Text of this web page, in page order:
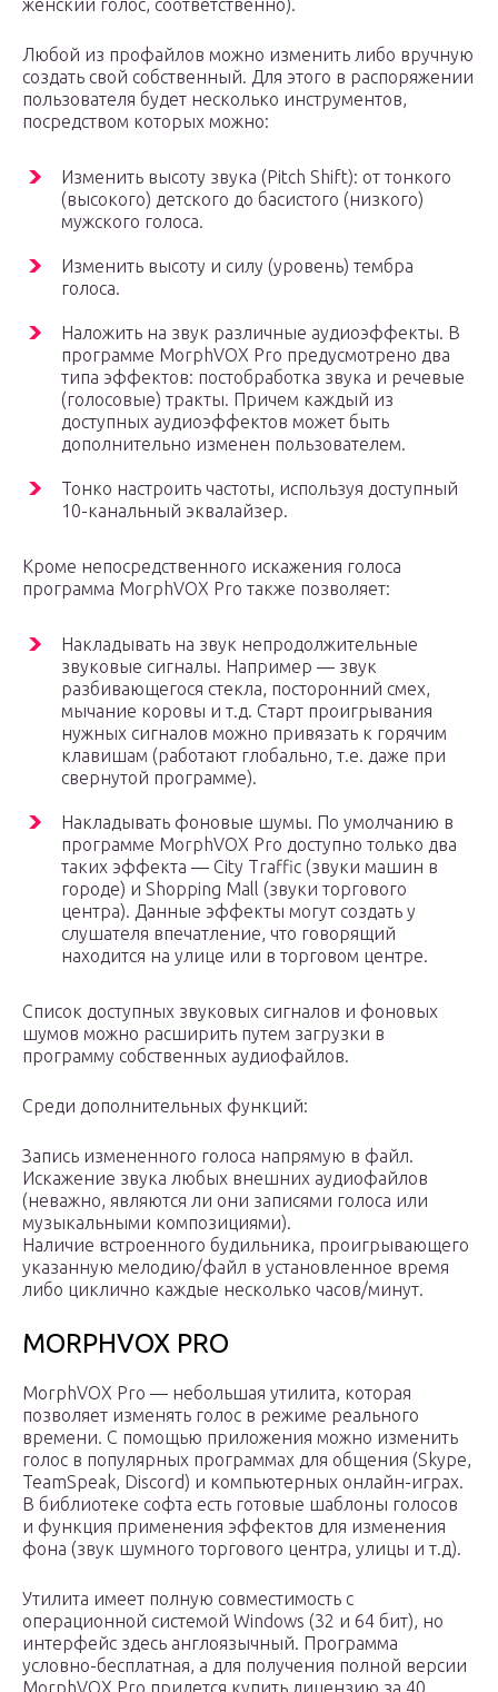
женский голос, соответственно).
Любой из профайлов можно изменить либо вручную
создать свой собственный. Для этого в распоряжении
пользователя будет несколько инструментов,
посредством которых можно:
Изменить высоту звука (Pitch Shift): от тонкого
(высокого) детского до басистого (низкого)
мужского голоса.
Изменить высоту и силу (уровень) тембра
голоса.
Наложить на звук различные аудиоэффекты. В
программе MorphVOX Pro предусмотрено два
типа эффектов: постобработка звука и речевые
(голосовые) тракты. Причем каждый из
доступных аудиоэффектов может быть
дополнительно изменен пользователем.
Тонко настроить частоты, используя доступный
10-канальный эквалайзер.
Кроме непосредственного искажения голоса
программа MorphVOX Pro также позволяет:
Накладывать на звук непродолжительные
звуковые сигналы. Например — звук
разбивающегося стекла, посторонний смех,
мычание коровы и т.д. Старт проигрывания
нужных сигналов можно привязать к горячим
клавишам (работают глобально, т.е. даже при
свернутой программе).
Накладывать фоновые шумы. По умолчанию в
программе MorphVOX Pro доступно только два
таких эффекта — City Traffic (звуки машин в
городе) и Shopping Mall (звуки торгового
центра). Данные эффекты могут создать у
слушателя впечатление, что говорящий
находится на улице или в торговом центре.
Список доступных звуковых сигналов и фоновых
шумов можно расширить путем загрузки в
программу собственных аудиофайлов.
Среди дополнительных функций:
Запись измененного голоса напрямую в файл.
Искажение звука любых внешних аудиофайлов
(неважно, являются ли они записями голоса или
музыкальными композициями).
Наличие встроенного будильника, проигрывающего
указанную мелодию/файл в установленное время
либо циклично каждые несколько часов/минут.
MORPHVOX PRO
MorphVOX Pro — небольшая утилита, которая
позволяет изменять голос в режиме реального
времени. С помощью приложения можно изменить
голос в популярных программах для общения (Skype,
TeamSpeak, Discord) и компьютерных онлайн-играх.
В библиотеке софта есть готовые шаблоны голосов
и функция применения эффектов для изменения
фона (звук шумного торгового центра, улицы и т.д).
Утилита имеет полную совместимость с
операционной системой Windows (32 и 64 бит), но
интерфейс здесь англоязычный. Программа
условно-бесплатная, а для получения полной версии
MorphVOX Pro придется купить лицензию за 40